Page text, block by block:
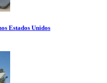
Estados Unidos